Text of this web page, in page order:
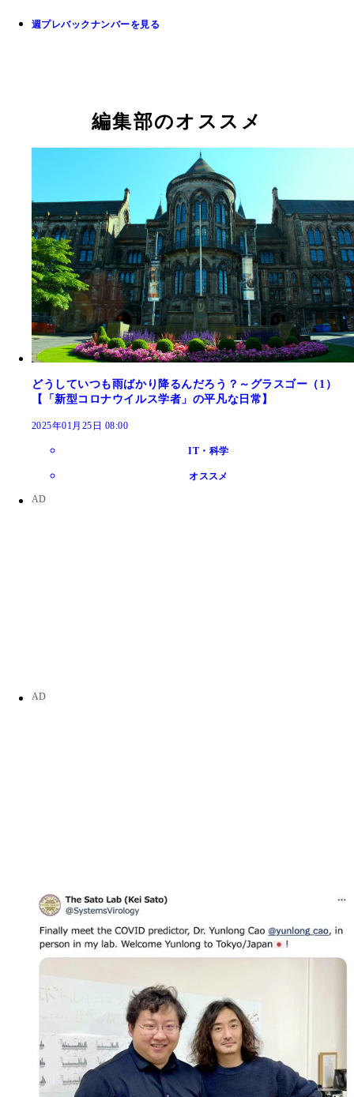
週プレバックナンバーを見る
編集部のオススメ
どうしていつも雨ばかり降るんだろう？～グラスゴー（1）
【「新型コロナウイルス学者」の平凡な日常】
2025年01月25日 08:00
IT・科学
オススメ